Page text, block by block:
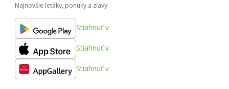
Najnovšie letáky, ponuky a zľavy
Stiahnuť v
Stiahnuť v
Stiahnuť v